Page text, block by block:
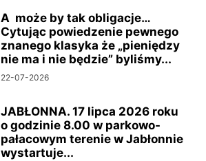
A może by tak obligacje…
Cytując powiedzenie pewnego
znanego klasyka że „pieniędzy
nie ma i nie będzie” byliśmy...
22-07-2026
JABŁONNA. 17 lipca 2026 roku
o godzinie 8.00 w parkowo-
pałacowym terenie w Jabłonnie
wystartuje...